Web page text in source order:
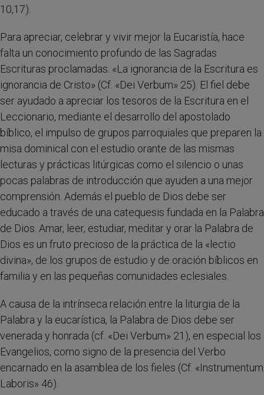
10,17).
Para apreciar, celebrar y vivir mejor la Eucaristía, hace
falta un conocimiento profundo de las Sagradas
Escrituras proclamadas. «La ignorancia de la Escritura es
ignorancia de Cristo» (Cf. «Dei Verbum» 25). El fiel debe
ser ayudado a apreciar los tesoros de la Escritura en el
Leccionario, mediante el desarrollo del apostolado
bíblico, el impulso de grupos parroquiales que preparen la
misa dominical con el estudio orante de las mismas
lecturas y prácticas litúrgicas como el silencio o unas
pocas palabras de introducción que ayuden a una mejor
comprensión. Además el pueblo de Dios debe ser
educado a través de una catequesis fundada en la Palabra
de Dios. Amar, leer, estudiar, meditar y orar la Palabra de
Dios es un fruto precioso de la práctica de la «lectio
divina», de los grupos de estudio y de oración bíblicos en
familia y en las pequeñas comunidades eclesiales.
A causa de la intrínseca relación entre la liturgia de la
Palabra y la eucarística, la Palabra de Dios debe ser
venerada y honrada (cf. «Dei Verbum» 21), en especial los
Evangelios, como signo de la presencia del Verbo
encarnado en la asamblea de los fieles (Cf. «Instrumentum
Laboris» 46).